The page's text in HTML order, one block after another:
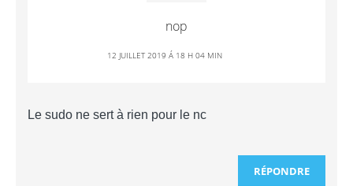
nop
12 JUILLET 2019 Á 18 H 04 MIN
Le sudo ne sert à rien pour le nc
RÉPONDRE